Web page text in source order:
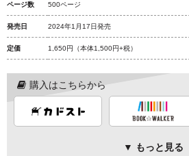
ページ数 500ページ
発売日 2024年1月17日発売
定価 1,650円 （本体1,500円+税）
購入はこちらから
▼ もっと見る